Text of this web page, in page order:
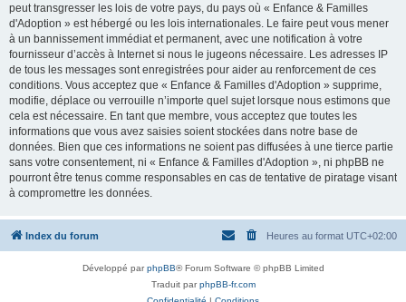
peut transgresser les lois de votre pays, du pays où « Enfance & Familles
d'Adoption » est hébergé ou les lois internationales. Le faire peut vous mener
à un bannissement immédiat et permanent, avec une notification à votre
fournisseur d’accès à Internet si nous le jugeons nécessaire. Les adresses IP
de tous les messages sont enregistrées pour aider au renforcement de ces
conditions. Vous acceptez que « Enfance & Familles d'Adoption » supprime,
modifie, déplace ou verrouille n’importe quel sujet lorsque nous estimons que
cela est nécessaire. En tant que membre, vous acceptez que toutes les
informations que vous avez saisies soient stockées dans notre base de
données. Bien que ces informations ne soient pas diffusées à une tierce partie
sans votre consentement, ni « Enfance & Familles d'Adoption », ni phpBB ne
pourront être tenus comme responsables en cas de tentative de piratage visant
à compromettre les données.
Index du forum Heures au format UTC+02:00
Développé parphpBB® Forum Software © phpBB Limited
Traduit parphpBB-fr.com